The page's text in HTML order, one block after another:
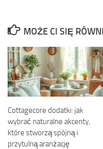
MOŻE CI SIĘ
Cottagecore dodatki: jak
wybrać naturalne akcenty,
które stworzą spójną i
przytulną aranżację